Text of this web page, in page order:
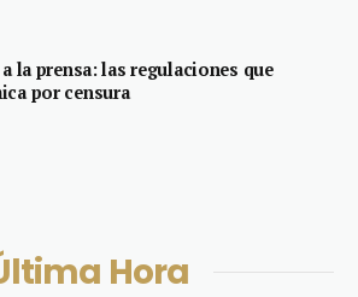
la prensa: las regulaciones que
por censura
Hora